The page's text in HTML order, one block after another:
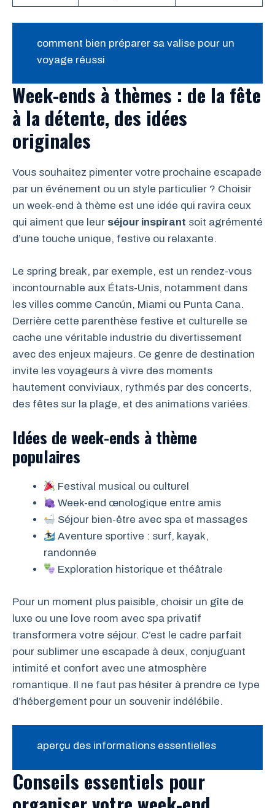
comment bien préparer sa valise pour un
voyage réussi
Week-ends à thèmes : de la fête
à la détente, des idées
originales
Vous souhaitez pimenter votre prochaine escapade
par un événement ou un style particulier ? Choisir
un week-end à thème est une idée qui ravira ceux
qui aiment que leur séjour inspirant soit agrémenté
d’une touche unique, festive ou relaxante.
Le spring break, par exemple, est un rendez-vous
incontournable aux États-Unis, notamment dans
les villes comme Cancún, Miami ou Punta Cana.
Derrière cette parenthèse festive et culturelle se
cache une véritable industrie du divertissement
avec des enjeux majeurs. Ce genre de destination
invite les voyageurs à vivre des moments
hautement conviviaux, rythmés par des concerts,
des fêtes sur la plage, et des animations variées.
Idées de week-ends à thème
populaires
Festival musical ou culturel
Week-end œnologique entre amis
Séjour bien-être avec spa et massages
Aventure sportive : surf, kayak,
randonnée
Exploration historique et théâtrale
Pour un moment plus paisible, choisir un gîte de
luxe ou une love room avec spa privatif
transformera votre séjour. C’est le cadre parfait
pour sublimer une escapade à deux, conjuguant
intimité et confort avec une atmosphère
romantique. Il ne faut pas hésiter à prendre ce type
d’hébergement pour un souvenir indélébile.
aperçu des informations essentielles
Conseils essentiels pour